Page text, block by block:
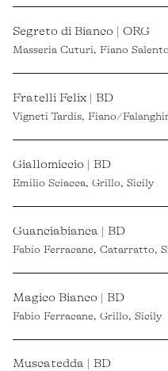
Segreto di Bianco | ORG
Masseria Cuturi, Fiano
Fratelli Felix | BD
Vigneti Tardis, Fiano/
Giallomiccio | BD
Emilio Sciacca, Grillo, Sicily
Guanciabianca | BD
Fabio Ferracane, Catarratto,
Magico Bianco | BD
Fabio Ferracane, Grillo, Sicily
Muscatedda | BD